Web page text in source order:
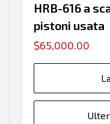
HRB-616 a
pistoni usata
$65,000.00